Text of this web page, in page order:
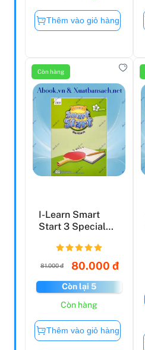
Thêm vào giỏ hàng
Còn hàng
I-Learn Smart
Start 3 Special
(Workbook)
81.000 đ 80.000 đ
Còn lại 5
Còn hàng
Thêm vào giỏ hàng